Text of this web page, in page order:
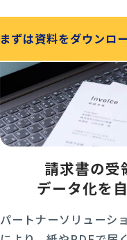
まずは資料をダウンロ
請求書の受
データ化を
パートナーソリューシ